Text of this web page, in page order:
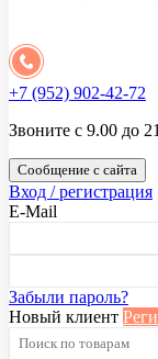
+7 (952) 902-42-72
Звоните с 9.00 до
Сообщение с сайта
Вход / регистрация
E-Mail
Забыли пароль?
Новый клиент